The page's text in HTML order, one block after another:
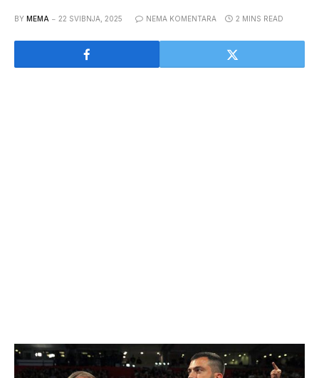
BY MEMA 22 SVIBNJA, 2025 NEMA KOMENTARA 2 MINS READ